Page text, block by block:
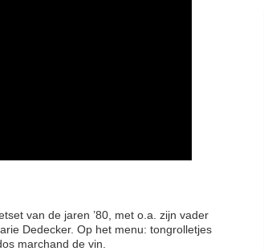
van de jaren ’80, met o.a. zijn vader
Dedecker. Op het menu: tongrolletjes
marchand de vin.